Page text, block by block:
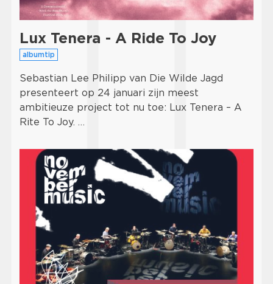
Lux Tenera - A Ride To Joy
albumtip
Sebastian Lee Philipp van Die Wilde Jagd
presenteert op 24 januari zijn meest
ambitieuze project tot nu toe: Lux Tenera – A
Rite To Joy. …